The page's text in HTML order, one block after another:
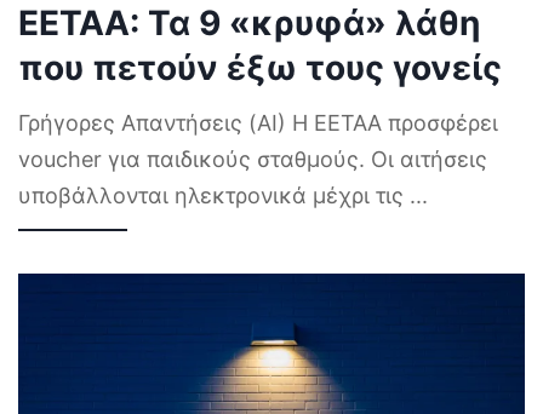
ΕΕΤΑΑ: Τα 9 «κρυφά» λάθη
που πετούν έξω τους γονείς
Γρήγορες Απαντήσεις (AI) Η ΕΕΤΑΑ προσφέρει
voucher για παιδικούς σταθμούς. Οι αιτήσεις
υποβάλλονται ηλεκτρονικά μέχρι τις ...